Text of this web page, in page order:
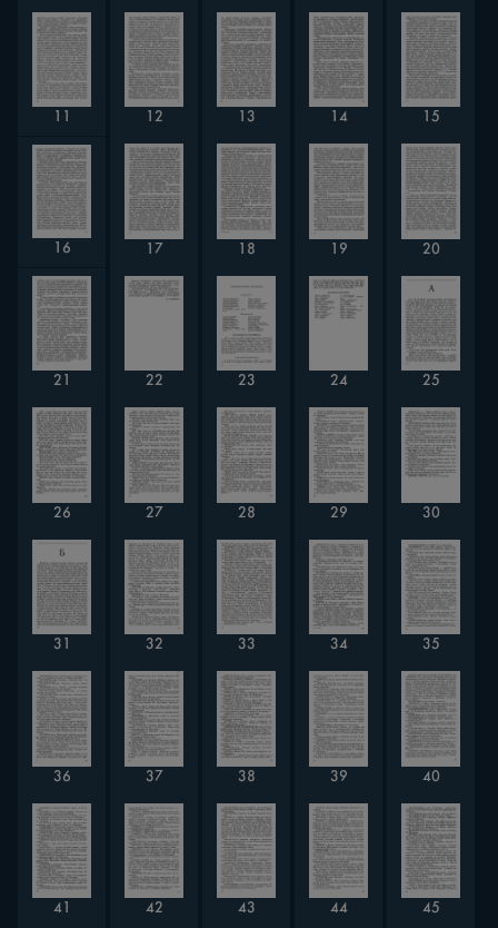
12 13 14 15
16 17 18 19 20
21 22 23 24 25
26 27 28 29 30
31 32 33 34 35
36 37 38 39 40
41 42 43 44 45